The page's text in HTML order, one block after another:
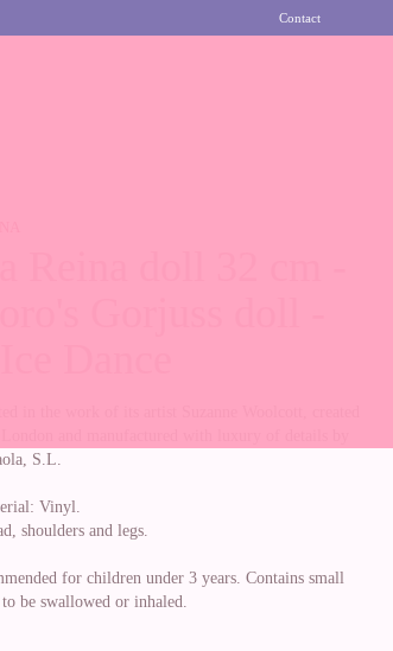
Contact
Gorjuss doll -
S.L.
Vinyl.
shoulders and legs.
for children under 3 years. Contains small
be swallowed or inhaled.